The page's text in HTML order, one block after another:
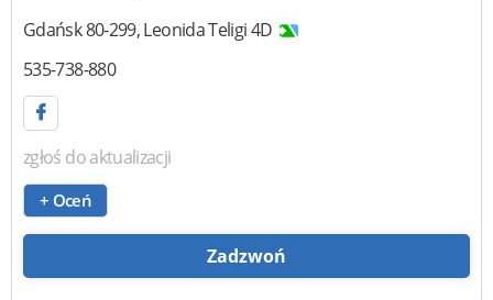
Gdańsk80-299,Leonida Teligi 4D
535-738-880
zgłoś do aktualizacji
+ Oceń
Zadzwoń